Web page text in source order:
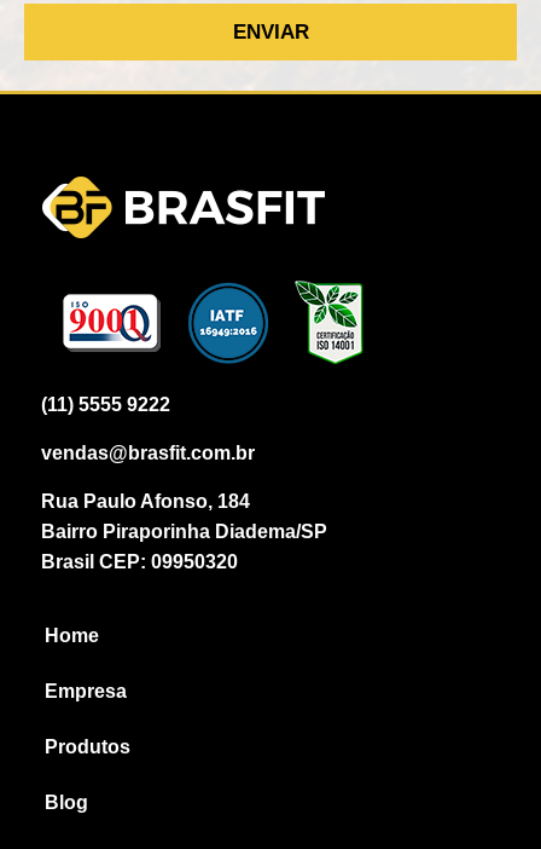
(11) 5555 9222
vendas@brasfit.com.br
Rua Paulo Afonso, 184
Bairro Piraporinha Diadema/SP
Brasil CEP: 09950320
Home
Empresa
Produtos
Blog